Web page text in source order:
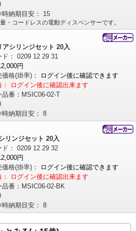
納期目安：
15
・コードレスの電動ディスペンサーです。
アシリンジセット 20入
： 0209 12 29 31
円
価格(掛率)：
ログイン後に確認できます
ログイン後に確認出来ます
番： MSIC06-02-T
納期目安： 8
リンジセット 20入
： 0209 12 29 32
円
価格(掛率)：
ログイン後に確認できます
ログイン後に確認出来ます
番： MSIC06-02-BK
納期目安： 8